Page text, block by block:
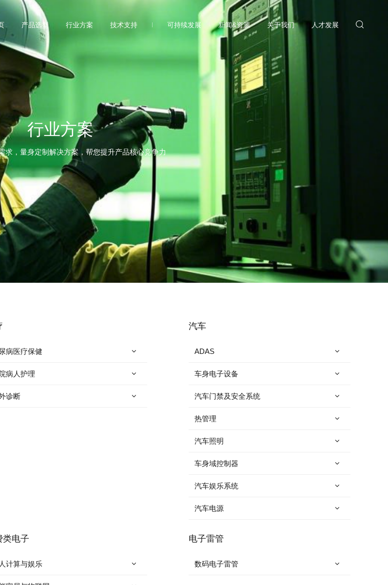
产品选型 行业方案 技术支持 可持续发展 新闻&资源 关于我们 人才发展
行业方案
求，量身定制解决方案，帮您提升产品核心竞争力
病医疗保健
病人护理
诊断
汽车
ADAS
车身电子设备
汽车门禁及安全系统
热管理
汽车照明
车身域控制器
汽车娱乐系统
汽车电源
类电子
计算与娱乐
电子雷管
数码电子雷管